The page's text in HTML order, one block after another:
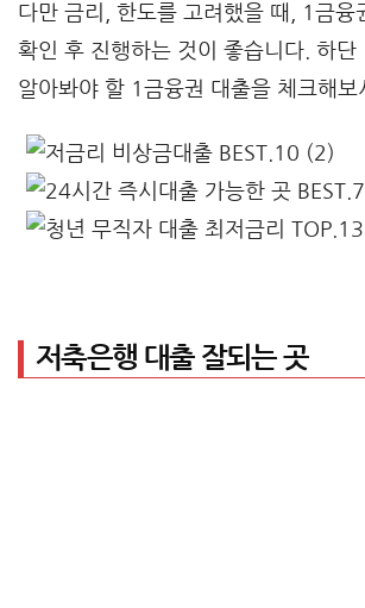
다만 금리, 한도를 고려했을 때, 1금융
확인 후 진행하는 것이 좋습니다. 하단
알아봐야 할 1금융권 대출을 체크해보
저축은행 대출 잘되는 곳